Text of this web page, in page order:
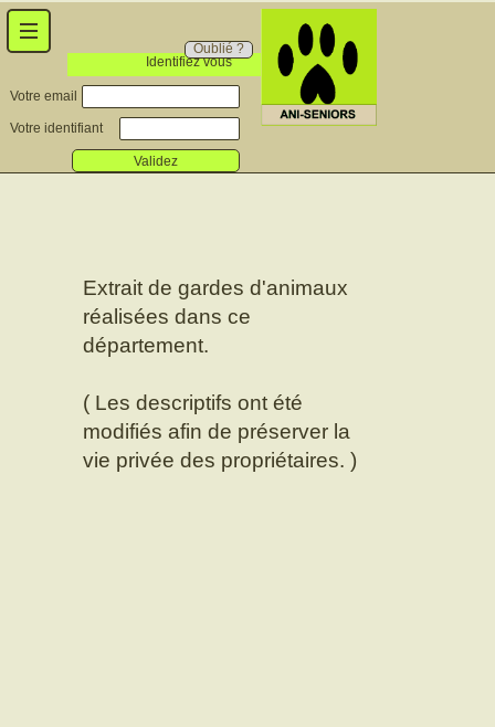
Identifiez vous
Oublié ?
Votre email
Votre identifiant
Validez
Extrait de gardes d'animaux
réalisées dans ce
département.
( Les descriptifs ont été
modifiés afin de préserver la
vie privée des propriétaires. )